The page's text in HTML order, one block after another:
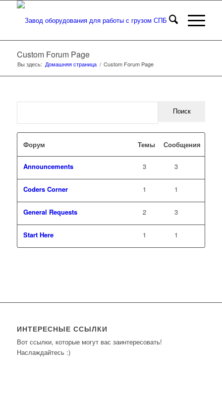
Custom Forum Page
Вы здесь: Домашняя страница / Custom Forum Page
Форум Темы Сообщения
Announcements 3 3
Coders Corner 1 1
General Requests 2 3
Start Here 1 1
ИНТЕРЕСНЫЕ ССЫЛКИ
Вот ссылки, которые могут вас заинтересовать!
Наслаждайтесь :)